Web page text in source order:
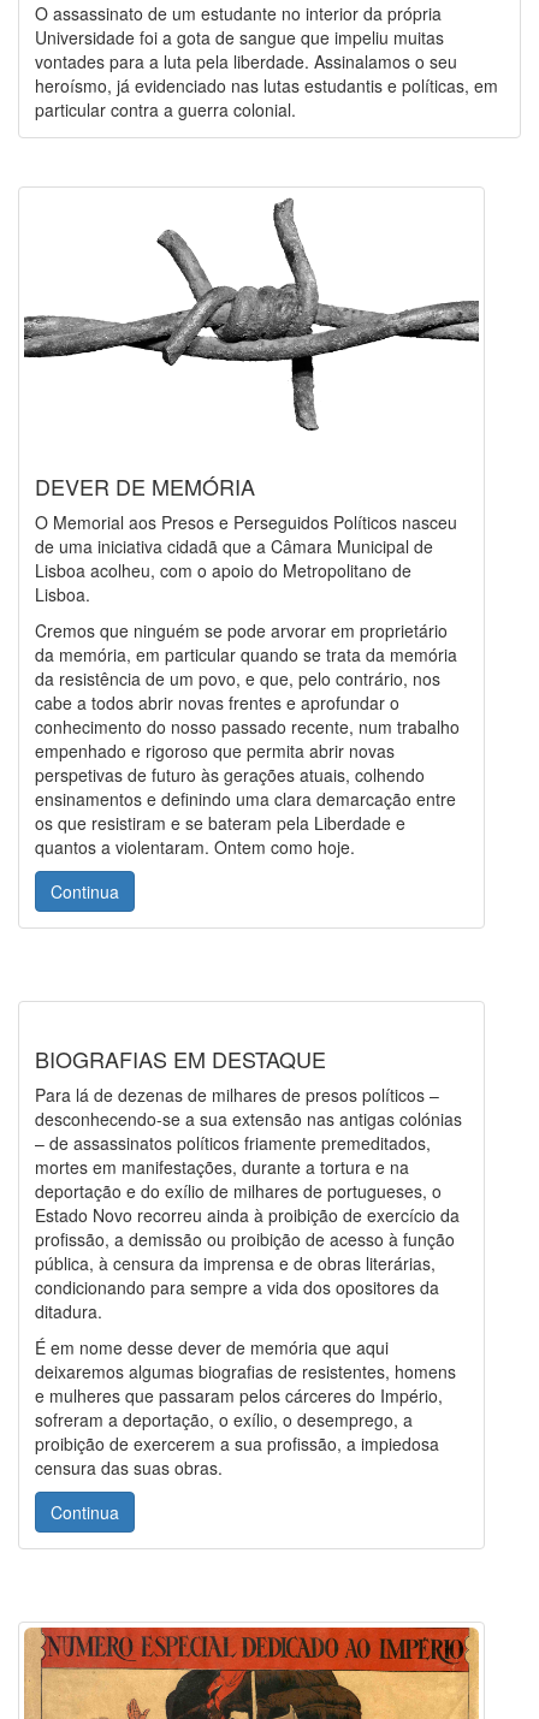
O assassinato de um estudante no interior da própria
Universidade foi a gota de sangue que impeliu muitas
vontades para a luta pela liberdade. Assinalamos o seu
heroísmo, já evidenciado nas lutas estudantis e políticas, em
particular contra a guerra colonial.
DEVER DE MEMÓRIA
O Memorial aos Presos e Perseguidos Políticos nasceu
de uma iniciativa cidadã que a Câmara Municipal de
Lisboa acolheu, com o apoio do Metropolitano de
Lisboa.
Cremos que ninguém se pode arvorar em proprietário
da memória, em particular quando se trata da memória
da resistência de um povo, e que, pelo contrário, nos
cabe a todos abrir novas frentes e aprofundar o
conhecimento do nosso passado recente, num trabalho
empenhado e rigoroso que permita abrir novas
perspetivas de futuro às gerações atuais, colhendo
ensinamentos e definindo uma clara demarcação entre
os que resistiram e se bateram pela Liberdade e
quantos a violentaram. Ontem como hoje.
Continua
BIOGRAFIAS EM DESTAQUE
Para lá de dezenas de milhares de presos políticos –
desconhecendo-se a sua extensão nas antigas colónias
– de assassinatos políticos friamente premeditados,
mortes em manifestações, durante a tortura e na
deportação e do exílio de milhares de portugueses, o
Estado Novo recorreu ainda à proibição de exercício da
profissão, a demissão ou proibição de acesso à função
pública, à censura da imprensa e de obras literárias,
condicionando para sempre a vida dos opositores da
ditadura.
É em nome desse dever de memória que aqui
deixaremos algumas biografias de resistentes, homens
e mulheres que passaram pelos cárceres do Império,
sofreram a deportação, o exílio, o desemprego, a
proibição de exercerem a sua profissão, a impiedosa
censura das suas obras.
Continua